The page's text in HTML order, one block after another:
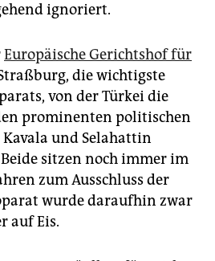
ignoriert.
Europäische Gerichtshof für
die wichtigste
von der Türkei die
prominenten politischen
und Selahattin
sitzen noch immer im
zum Ausschluss der
wurde daraufhin zwar
auf Eis.